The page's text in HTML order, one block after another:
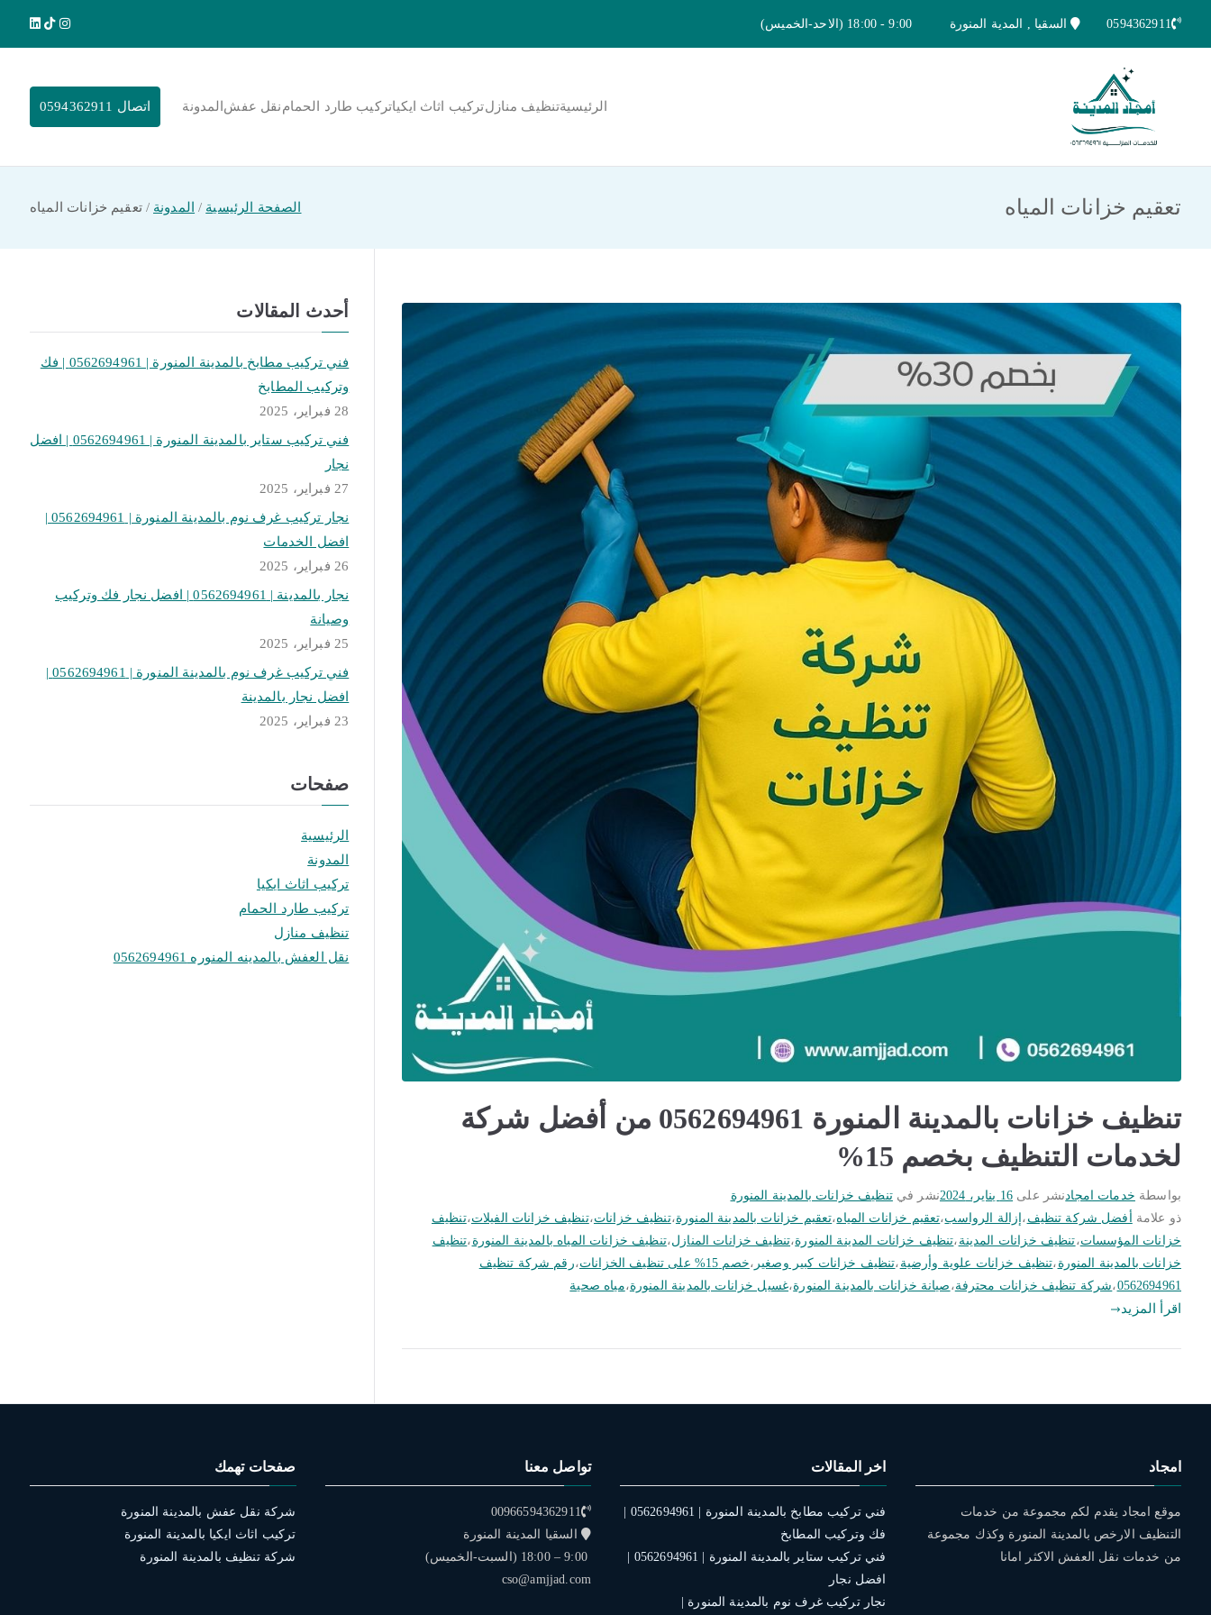
0594362911 السقيا , المدية المنورة
الرئيسيةتنظيف منازلتركيب اثاث ايكياتركيب طارد الحمامنقل عفش المدونة اتصال 0594362911
تعقيم خزانات المياه الصفحة الرئيسية المدونة تعقيم خزانات المياه
تنظيف خزانات بالمدينة المنورة 0562694961 من أفضل شركة
لخدمات التنظيف بخصم 15%
بواسطة خدمات امجادنشر على 16 يناير، 2024 نشر فيتنظيف خزانات بالمدينة المنورة
ذو علامة
أفضل شركة تنظيف ، إزالة الرواسب،تعقيم خزانات المياه،تعقيم خزانات بالمدينة المنورة،تنظيف خزانات،تنظيف خزانات الفيلات،تنظيف
خزانات المؤسسات،تنظيف خزانات المدينة ،تنظيف خزانات المدينة المنورة،تنظيف خزانات المنازل،تنظيف خزانات المياه بالمدينة المنورة ،تنظيف
خزانات بالمدينة المنورة ،تنظيف خزانات علوية وأرضية ،تنظيف خزانات كبير وصغير ،خصم 15% على تنظيف الخزانات ،رقم شركة تنظيف
0562694961،شركة تنظيف خزانات محترفة، صيانة خزانات بالمدينة المنورة،غسيل خزانات بالمدينة المنورة،مياه صحية
اقرأ المزيد
أحدث المقالات
فني تركيب مطابخ بالمدينة المنورة | 0562694961 | فك
وتركيب المطابخ
28 فبراير، 2025
فني تركيب ستاير بالمدينة المنورة | 0562694961 | افضل
نجار
27 فبراير، 2025
نجار تركيب غرف نوم بالمدينة المنورة | 0562694961 |
افضل الخدمات
26 فبراير، 2025
نجار بالمدينة | 0562694961 | افضل نجار فك وتركيب
وصيانة
25 فبراير، 2025
فني تركيب غرف نوم بالمدينة المنورة | 0562694961 |
افضل نجار بالمدينة
23 فبراير، 2025
صفحات
الرئيسية
المدونة
تركيب اثاث ايكيا
تركيب طارد الحمام
تنظيف منازل
نقل العفش بالمدينه المنوره 0562694961
امجاد
موقع امجاد يقدم لكم مجموعة من خدمات
التنظيف الارخص بالمدينة المنورة وكذك مجموعة
من خدمات نقل العفش الاكثر امانا
اخر المقالات
فك وتركيب المطابخ
افضل نجار
نجار تركيب غرف نوم بالمدينة المنورة |
تواصل معنا
00966594362911
السقيا المدينة المنورة
9:00 – 18:00 (السبت-الخميس)
cso@amjjad.com
صفحات تهمك
شركة نقل عفش بالمدينة المنورة
تركيب اثاث ايكيا بالمدينة المنورة
شركة تنظيف بالمدينة المنورة